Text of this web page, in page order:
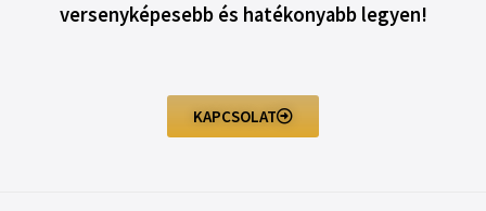
versenyképesebb és hatékonyabb legyen!
KAPCSOLAT